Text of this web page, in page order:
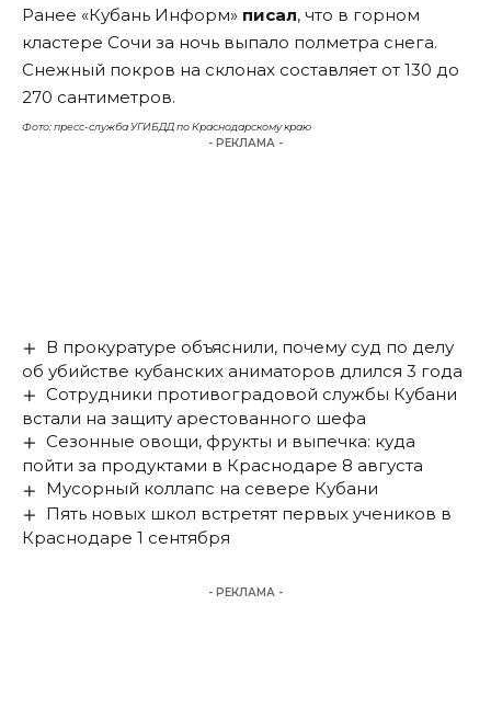
Ранее «Кубань Информ» писал, что в горном
кластере Сочи за ночь выпало полметра снега.
Снежный покров на склонах составляет от 130 до
270 сантиметров.
Фото: пресс-служба УГИБДД по Краснодарскому краю
- РЕКЛАМА -
В прокуратуре объяснили, почему суд по делу
об убийстве кубанских аниматоров длился 3 года
Сотрудники противоградовой службы Кубани
встали на защиту арестованного шефа
Сезонные овощи, фрукты и выпечка: куда
пойти за продуктами в Краснодаре 8 августа
Мусорный коллапс на севере Кубани
Пять новых школ встретят первых учеников в
Краснодаре 1 сентября
- РЕКЛАМА -